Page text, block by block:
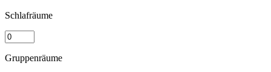
Schlafräume
Gruppenräume